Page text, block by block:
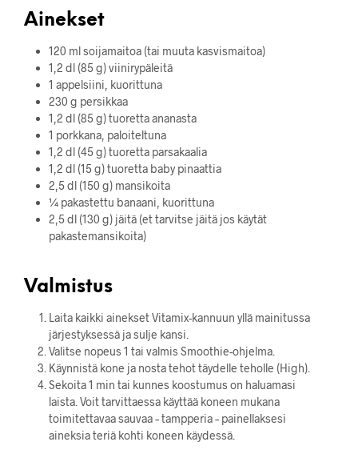
Ainekset
120 ml soijamaitoa (tai muuta kasvismaitoa)
1,2 dl (85 g) viinirypäleitä
1 appelsiini, kuorittuna
230 g persikkaa
1,2 dl (85 g) tuoretta ananasta
1 porkkana, paloiteltuna
1,2 dl (45 g) tuoretta parsakaalia
1,2 dl (15 g) tuoretta baby pinaattia
2,5 dl (150 g) mansikoita
¼ pakastettu banaani, kuorittuna
2,5 dl (130 g) jäitä (et tarvitse jäitä jos käytät
pakastemansikoita)
Valmistus
Laita kaikki ainekset Vitamix-kannuun yllä mainitussa
järjestyksessä ja sulje kansi.
Valitse nopeus 1 tai valmis Smoothie-ohjelma.
Käynnistä kone ja nosta tehot täydelle teholle (High).
Sekoita 1 min tai kunnes koostumus on haluamasi
laista. Voit tarvittaessa käyttää koneen mukana
toimitettavaa sauvaa – tampperia – painellaksesi
aineksia teriä kohti koneen käydessä.